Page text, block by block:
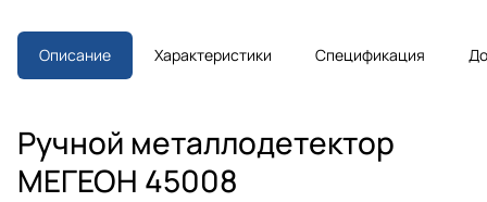
частоте звукового сигнала.
Эргономичный, со световым и
звуковым оповещением.
Описание Характеристики Спецификация
Ручной металлодетектор
МЕГЕОН 45008